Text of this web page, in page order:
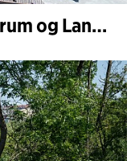
Stigsborg Havnefront, Byrum og Landskab